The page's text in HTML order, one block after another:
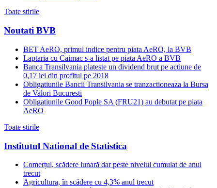
Toate stirile
Noutati BVB
BET AeRO, primul indice pentru piata AeRO, la BVB
Laptaria cu Caimac s-a listat pe piata AeRO a BVB
Banca Transilvania plateste un dividend brut pe actiune de
0,17 lei din profitul pe 2018
Obligatiunile Bancii Transilvania se tranzactioneaza la Bursa
de Valori Bucuresti
Obligatiunile Good Pople SA (FRU21) au debutat pe piata
AeRO
Toate stirile
Institutul National de Statistica
Comerțul, scădere lunară dar peste nivelul cumulat de anul
trecut
Agricultura, în scădere cu 4,3% anul trecut